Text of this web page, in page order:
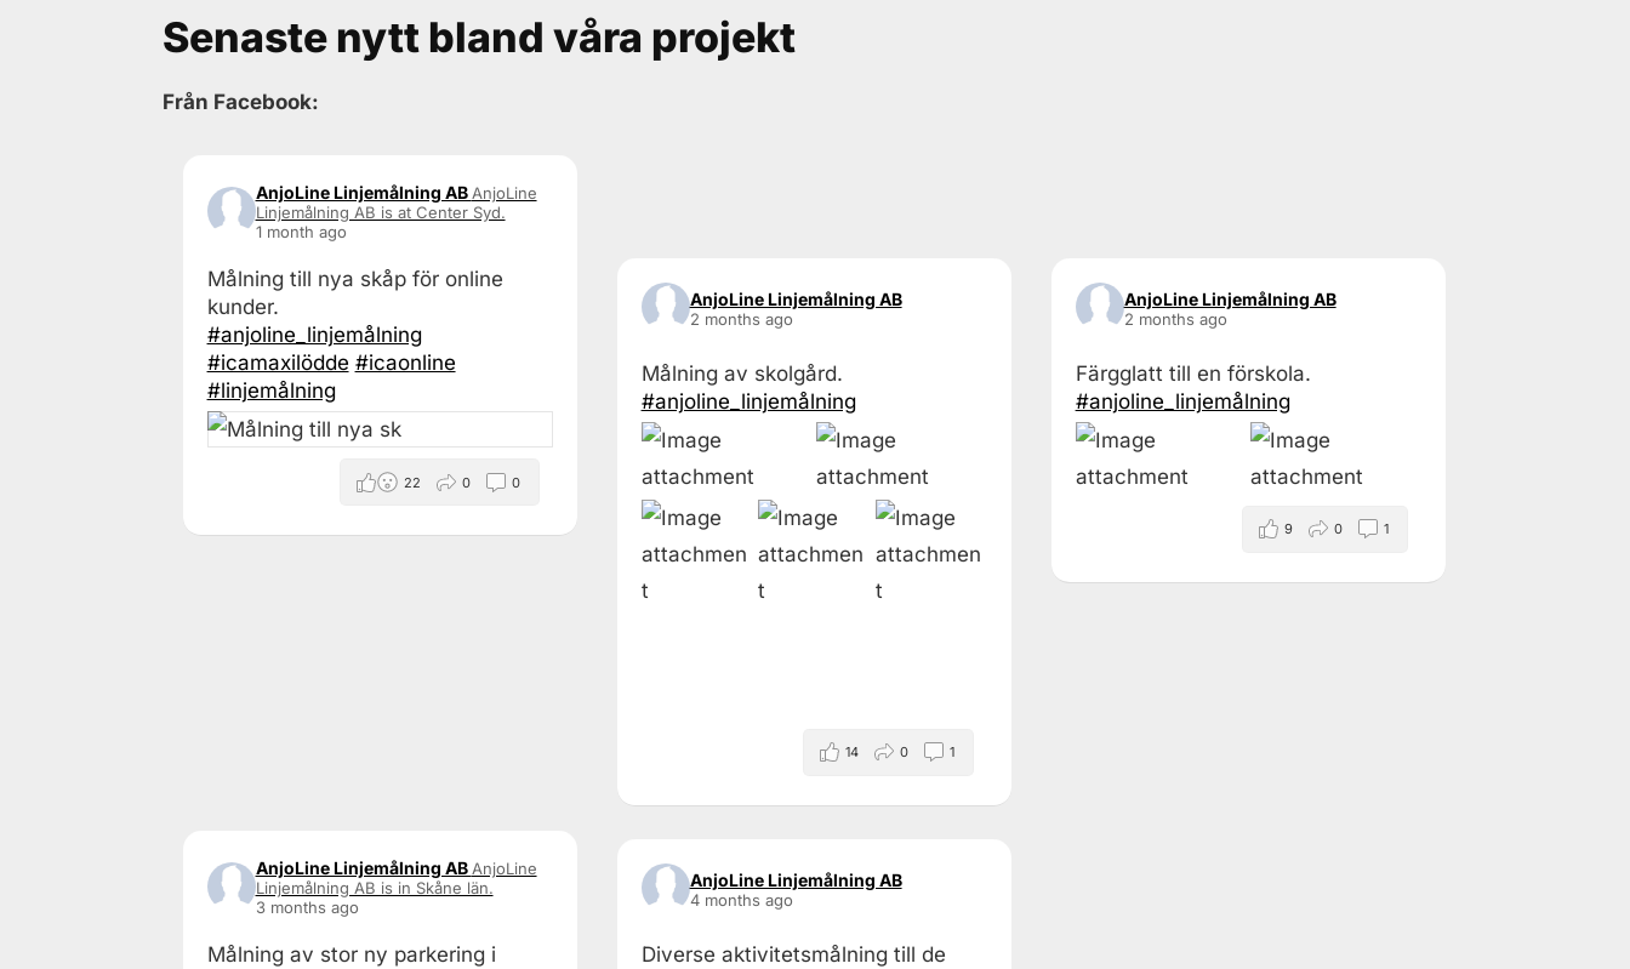
Senaste nytt bland våra projekt
Från Facebook:
AnjoLine Linjemålning ABAnjoLine
Linjemålning AB is at Center Syd.
1 month ago
Målning till nya skåp för online
kunder.
#anjoline_linjemålning
#icamaxilödde #icaonline
#linjemålning
22 0 0
AnjoLine Linjemålning AB
2 months ago
Målning av skolgård.
#anjoline_linjemålning
14 0 1
AnjoLine Linjemålning AB
2 months ago
Färgglatt till en förskola.
#anjoline_linjemålning
9 0 1
AnjoLine Linjemålning ABAnjoLine
Linjemålning AB is in Skåne län.
3 months ago
Målning av stor ny parkering i
AnjoLine Linjemålning AB
4 months ago
Diverse aktivitetsmålning till de